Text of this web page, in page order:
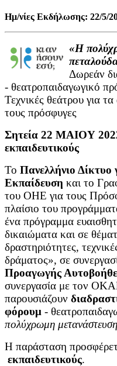
Ημ/νίες Εκδήλωσης: 22/5/
«Η
Δωρεάν
- θεατροπαιδαγωγικό
Τεχνικές θεάτρου για
τους πρόσφυγες
Σητεία 22 ΜΑΙΟΥ
εκπαιδευτικούς
Το Πανελλήνιο
Εκπαίδευση και το
του ΟΗΕ για τους
πλαίσιο του
ένα πρόγραμμα
δικαιώματα και σε
δραστηριότητες,
δράματος», σε
Προαγωγής
συνεργασία με τον
παρουσιάζουν
φόρουμ -
πολύχρωμη
Η παράσταση
εκπαιδευτικούς.